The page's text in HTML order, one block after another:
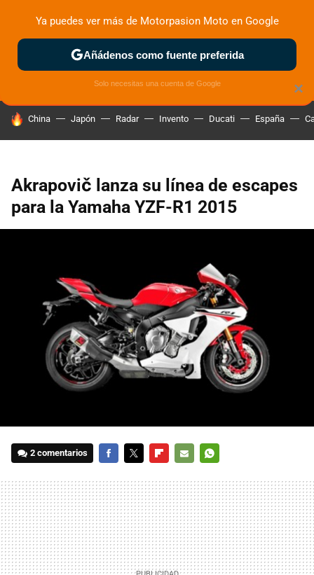
ZONA DE PRUEBAS DEPORTIVAS MOTOS ELÉCTRICAS
HOY SE HABLA DE
China Japón Radar Invento Ducati España
Akrapovič lanza su línea de escapes
para la Yamaha YZF-R1 2015
2 comentarios
MAIL
×
Ya puedes ver más de Motorpasion Moto en Google
Añádenos como fuente preferida
Solo necesitas una cuenta de Google